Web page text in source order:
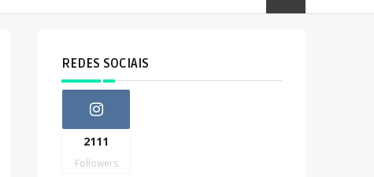
REDES SOCIAIS
2111
Followers